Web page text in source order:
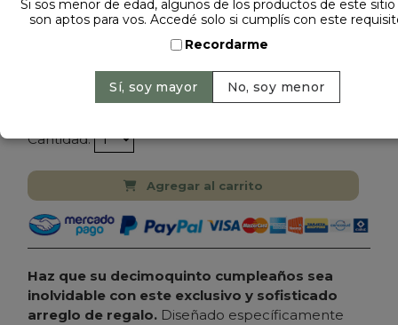
Dejá tu opinión
CAJA 15 AÑOS CON ROSAS IMPORTADAS Y
BOMBONES ROCHER
Precio: $ 230.000-$ 260.000 12% OFF
Cantidad:
Agregar al carrito
Haz que su decimoquinto cumpleaños sea
inolvidable con este exclusivo y sofisticado
arreglo de regalo. Diseñado específicamente
Si sos menor de edad, algunos de los productos de este
son aptos para vos. Accedé solo si cumplís con este
Recordarme